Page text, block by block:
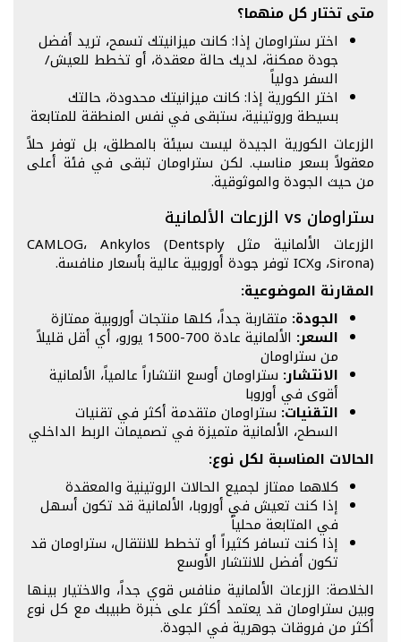
متى تختار كل منهما؟
اختر ستراومان إذا: كانت ميزانيتك تسمح، تريد أفضل
جودة ممكنة، لديك حالة معقدة، أو تخطط للعيش/
السفر دولياً
اختر الكورية إذا: كانت ميزانيتك محدودة، حالتك
بسيطة وروتينية، ستبقى في نفس المنطقة للمتابعة
الزرعات الكورية الجيدة ليست سيئة بالمطلق، بل توفر حلاً
معقولاً بسعر مناسب. لكن ستراومان تبقى في فئة أعلى
من حيث الجودة والموثوقية.
ستراومان vs الزرعات الألمانية
الزرعات الألمانية مثل CAMLOG، Ankylos (Dentsply
Sirona)، وICX توفر جودة أوروبية عالية بأسعار منافسة.
المقارنة الموضوعية:
الجودة: متقاربة جداً، كلها منتجات أوروبية ممتازة
السعر: الألمانية عادة 700-1500 يورو، أي أقل قليلاً
من ستراومان
الانتشار: ستراومان أوسع انتشاراً عالمياً، الألمانية
أقوى في أوروبا
التقنيات: ستراومان متقدمة أكثر في تقنيات
السطح، الألمانية متميزة في تصميمات الربط الداخلي
الحالات المناسبة لكل نوع:
كلاهما ممتاز لجميع الحالات الروتينية والمعقدة
إذا كنت تعيش في أوروبا، الألمانية قد تكون أسهل
في المتابعة محلياً
إذا كنت تسافر كثيراً أو تخطط للانتقال، ستراومان قد
تكون أفضل للانتشار الأوسع
الخلاصة: الزرعات الألمانية منافس قوي جداً، والاختيار بينها
وبين ستراومان قد يعتمد أكثر على خبرة طبيبك مع كل نوع
أكثر من فروقات جوهرية في الجودة.